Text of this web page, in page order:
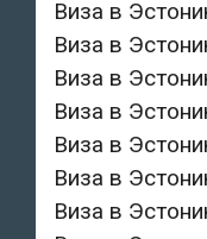
Виза в
Виза в
Виза в
Виза в
Виза в
Виза в
Виза в